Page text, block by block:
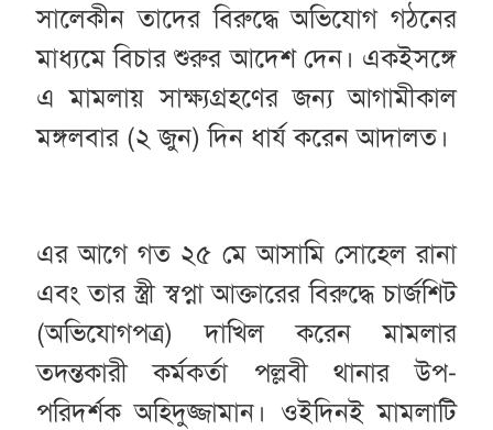
সালেকীন তাদের বিরুদ্ধে অভিযোগ গঠনের
মাধ্যমে বিচার শুরুর আদেশ দেন। একইসঙ্গে
এ মামলায় সাক্ষ্যগ্রহণের জন্য আগামীকাল
মঙ্গলবার (২ জুন) দিন ধার্য করেন আদালত।
এর আগে গত ২৫ মে আসামি সোহেল রানা
এবং তার স্ত্রী স্বপ্না আক্তারের বিরুদ্ধে চার্জশিট
(অভিযোগপত্র) দাখিল করেন মামলার
তদন্তকারী কর্মকর্তা পল্লবী থানার উপ-
পরিদর্শক অহিদুজ্জামান। ওইদিনই মামলাটি